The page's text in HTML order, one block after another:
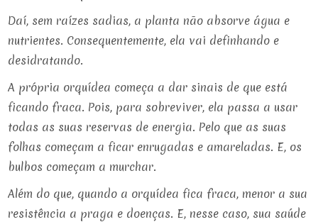
Daí, sem raízes sadias, a planta não absorve água e
nutrientes. Consequentemente, ela vai definhando e
desidratando.
A própria orquídea começa a dar sinais de que está
ficando fraca. Pois, para sobreviver, ela passa a usar
todas as suas reservas de energia. Pelo que as suas
folhas começam a ficar enrugadas e amareladas. E, os
bulbos começam a murchar.
Além do que, quando a orquídea fica fraca, menor a sua
resistência a praga e doenças. E, nesse caso, sua saúde